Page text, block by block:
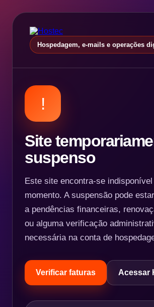
Hospedagem, e-mails e operações
!
Site
suspenso
Este site encontra-se indisponível
momento. A suspensão pode
a pendências financeiras,
ou alguma verificação
necessária na conta de
Verificar faturas Acessar